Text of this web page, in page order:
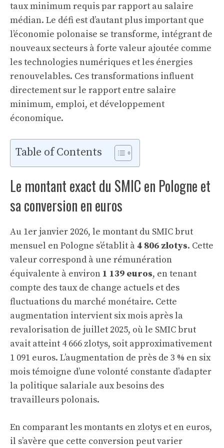
taux minimum requis par rapport au salaire
médian. Le défi est d’autant plus important que
l’économie polonaise se transforme, intégrant de
nouveaux secteurs à forte valeur ajoutée comme
les technologies numériques et les énergies
renouvelables. Ces transformations influent
directement sur le rapport entre salaire
minimum, emploi, et développement
économique.
Table of Contents
Le montant exact du SMIC en Pologne et
sa conversion en euros
Au 1er janvier 2026, le montant du SMIC brut
mensuel en Pologne s’établit à 4 806 zlotys. Cette
valeur correspond à une rémunération
équivalente à environ 1 139 euros, en tenant
compte des taux de change actuels et des
fluctuations du marché monétaire. Cette
augmentation intervient six mois après la
revalorisation de juillet 2025, où le SMIC brut
avait atteint 4 666 zlotys, soit approximativement
1 091 euros. L’augmentation de près de 3 % en six
mois témoigne d’une volonté constante d’adapter
la politique salariale aux besoins des
travailleurs polonais.
En comparant les montants en zlotys et en euros,
il s’avère que cette conversion peut varier